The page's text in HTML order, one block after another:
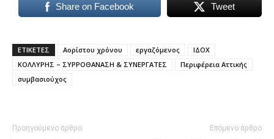
Share on Facebook Tweet
ΕΤΙΚΕΤΕΣ Αορίστου χρόνου εργαζόμενος
ΙΔΟΧ
ΚΟΛΛΥΡΗΣ – ΣΥΡΡΟΘΑΝΑΣΗ & ΣΥΝΕΡΓΑΤΕΣ
Περιφέρεια Αττικής
συμβασιούχος
Προηγούμενο άρθρο Επόμενο άρθρο